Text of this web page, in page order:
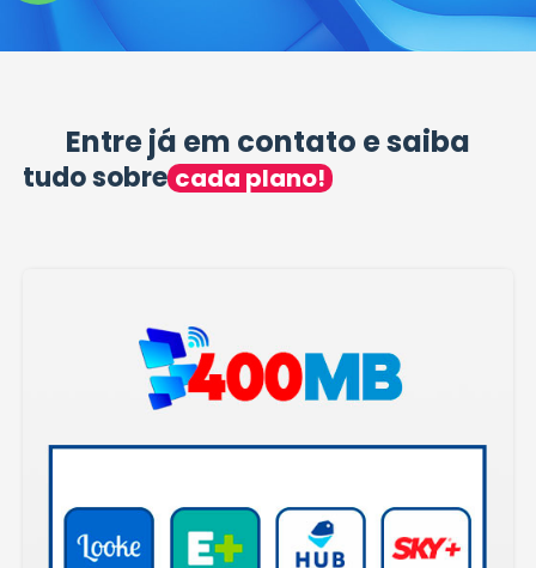
Entre já em contato e saiba
tudo sobre cada plano!